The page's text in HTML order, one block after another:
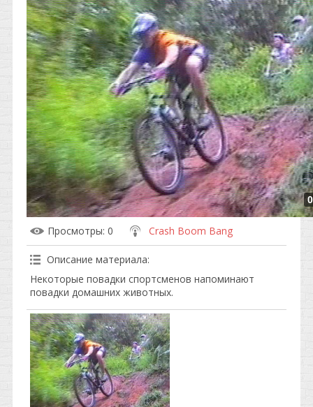
Просмотры: 0 Crash Boom Bang
Описание материала:
Некоторые повадки спортсменов напоминают
повадки домашних животных.